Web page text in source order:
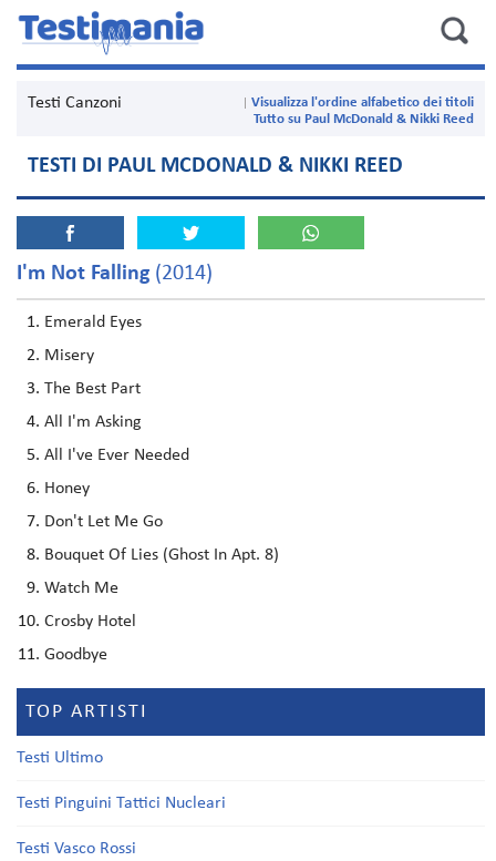
Testi Canzoni
Visualizza l'ordine alfabetico dei titoli
Tutto su Paul McDonald & Nikki Reed
TESTI DI PAUL MCDONALD & NIKKI REED
I'm Not Falling (2014)
Emerald Eyes
Misery
The Best Part
All I'm Asking
All I've Ever Needed
Honey
Don't Let Me Go
Bouquet Of Lies (Ghost In Apt. 8)
Watch Me
Crosby Hotel
Goodbye
TOP ARTISTI
Testi Ultimo
Testi Pinguini Tattici Nucleari
Testi Vasco Rossi